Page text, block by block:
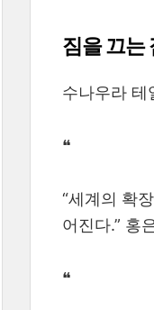
짐을 끄는
수나우라 테
❝
“세계의 확
어진다.” 홍
❝